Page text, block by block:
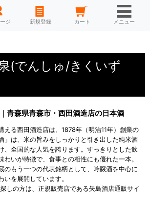
ジ 新規登録 カート メニュー
(でんしゅ/きくいず
青森県青森市・西田酒造店の日本酒
える西田酒造店は、1878年（明治11年）創業の
」は、米の旨みをしっかりと引き出した純米酒
、全国的な人気を誇ります。すっきりとした飲
わいが特徴で、食事との相性にも優れた一本。
のもう一つの代表銘柄として、吟醸酒を中心に
いを展開しています。
しの方は、正規販売店である矢島酒店通販サイ